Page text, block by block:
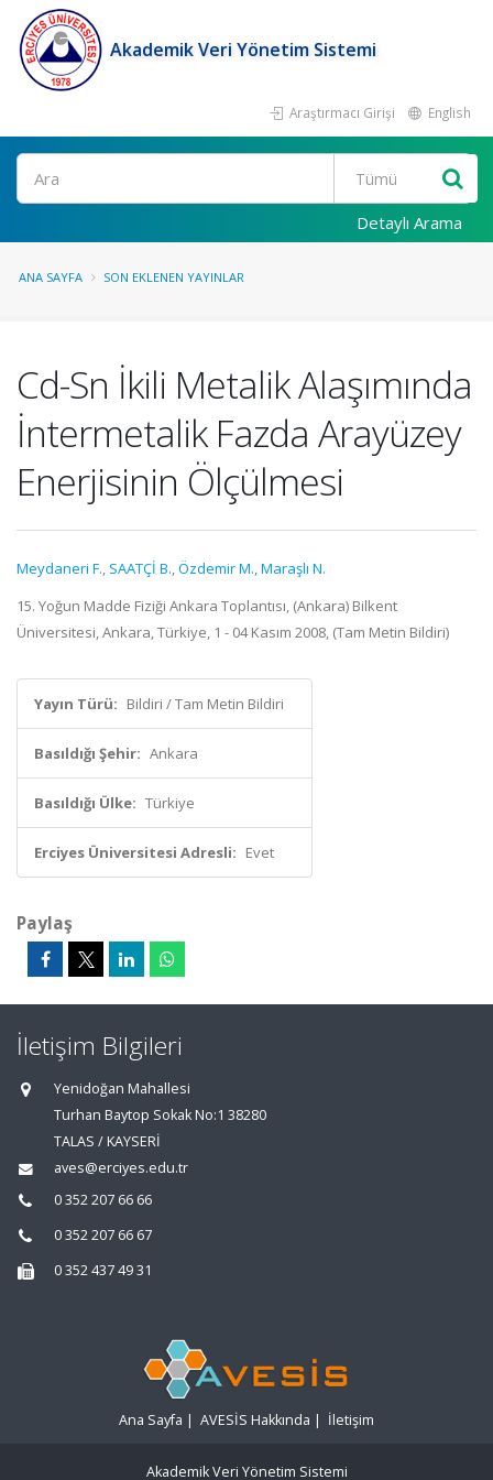
Akademik Veri Yönetim Sistemi
Araştırmacı Girişi English
Ara
Detaylı Arama
ANA SAYFA SON EKLENEN YAYINLAR
Cd-Sn İkili Metalik Alaşımında
İntermetalik Fazda Arayüzey
Enerjisinin Ölçülmesi
Meydaneri F., SAATÇİ B.,Özdemir M.,Maraşlı N.
15. Yoğun Madde Fiziği Ankara Toplantısı, (Ankara) Bilkent
Üniversitesi, Ankara, Türkiye, 1 - 04 Kasım 2008, (Tam Metin Bildiri)
Yayın Türü: Bildiri / Tam Metin Bildiri
Basıldığı Şehir: Ankara
Basıldığı Ülke: Türkiye
Erciyes Üniversitesi Adresli: Evet
Paylaş
İletişim Bilgileri
Yenidoğan Mahallesi
Turhan Baytop Sokak No:1 38280
TALAS / KAYSERİ
aves@erciyes.edu.tr
0 352 207 66 66
0 352 207 66 67
0 352 437 49 31
Ana Sayfa | AVESİS Hakkında | İletişim
Akademik Veri Yönetim Sistemi